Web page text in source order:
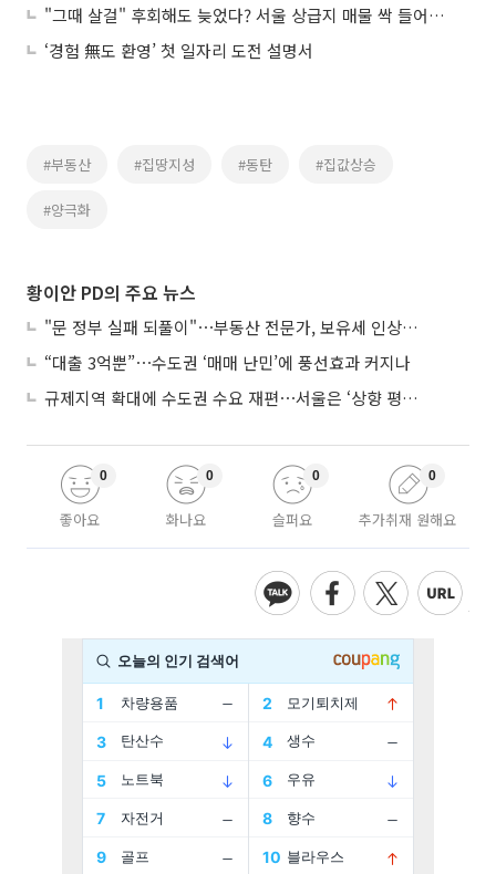
"그때 살걸" 후회해도 늦었다? 서울 상급지 매물 싹 들어간 이유
‘경험 無도 환영’ 첫 일자리 도전 설명서
#부동산 #집땅지성 #동탄 #집값상승
#양극화
황이안 PD의 주요 뉴스
"문 정부 실패 되풀이"⋯부동산 전문가, 보유세 인상에 우려
“대출 3억뿐”⋯수도권 ‘매매 난민’에 풍선효과 커지나
규제지역 확대에 수도권 수요 재편⋯서울은 ‘상향 평준화’
좋아요
0
화나요
0
슬퍼요
0
추가취재 원해요
0